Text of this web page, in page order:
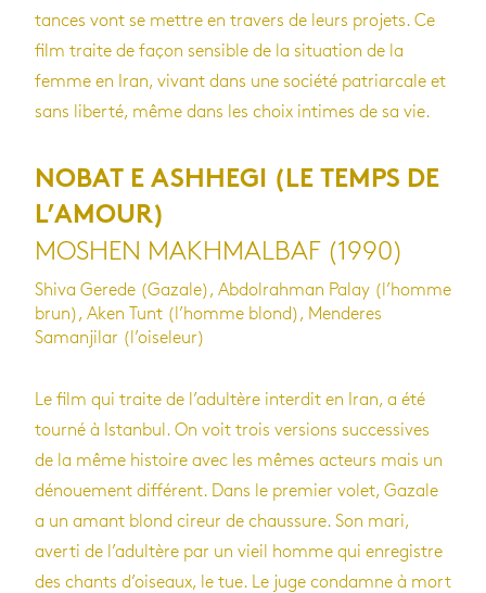
tances vont se mettre en tra­vers de leurs pro­jets. Ce
film traite de façon sen­sible de la situa­tion de la
femme en Iran, vivant dans une société patriar­cale et
sans liberté, même dans les choix intimes de sa vie.
NOBAT E ASHHEGI (LE TEMPS DE
L’AMOUR)
MOSHEN MAKHMALBAF (1990)
Shiva Gerede (Gazale), Abdolrahman Palay (l’homme
brun), Aken Tunt (l’homme blond), Menderes
Samanjilar (l’oiseleur)
Le film qui traite de l’adul­tère inter­dit en Iran, a été
tourné à Istan­bul. On voit trois ver­sions suc­ces­sives
de la même his­toire avec les mêmes acteurs mais un
dénoue­ment dif­fé­rent. Dans le pre­mier volet, Gazale
a un amant blond cireur de chaus­sure. Son mari,
averti de l’adul­tère par un vieil homme qui enre­gistre
des chants d’oi­seaux, le tue. Le juge condamne à mort